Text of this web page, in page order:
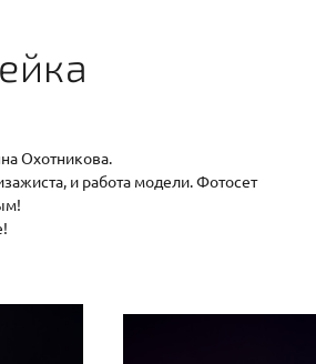
Охотникова.
и работа модели. Фотосет